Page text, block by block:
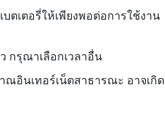
ตเตอรี่ให้เพียงพอต่อการใช้งาน
กรุณาเลือกเวลาอื่น
อินเทอร์เน็ตสาธารณะ อาจเกิด